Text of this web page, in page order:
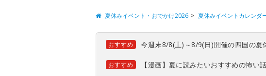
夏休みイベント・おでかけ2026 夏休みイベントカレンダ
おすすめ 今週末8/8(土)～8/9(日)開催の四国の夏
おすすめ 【漫画】夏に読みたいおすすめの怖い